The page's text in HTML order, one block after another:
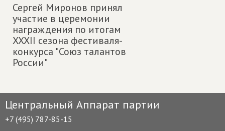
Сергей Миронов принял
участие в церемонии
награждения по итогам
XXXII сезона фестиваля-
конкурса "Союз талантов
России"
Центральный Аппарат партии
+7 (495) 787-85-15